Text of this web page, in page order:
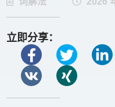
立即分享：